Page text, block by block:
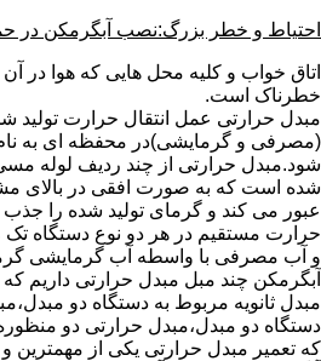
احتیاط و خطر بزرگ:نصب آبگرمکن در
اتاق خواب و کلیه محل هایی که هوا در آن
خطرناک است.
مبدل حرارتی عمل انتقال حرارت
(مصرفی و گرمایشی)در محفظه ای به
شود.مبدل حرارتی از چند ردیف لوله
شده است که به صورت افقی در بالای
عبور می کند و گرمای تولید شده را جذب
حرارت مستقیم در هر دو نوع دستگاه
و آب مصرفی با واسطه آب گرمایشی
آبگرمکن چند مبل مبدل حرارتی داریم که
مبدل ثانویه مربوط به دستگاه دو
دستگاه دو مبدل،مبدل حرارتی دو
که تعمیر مبدل حرارتی یکی از مهمترین